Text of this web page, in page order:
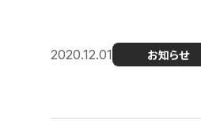
2020.12.01 お知らせ